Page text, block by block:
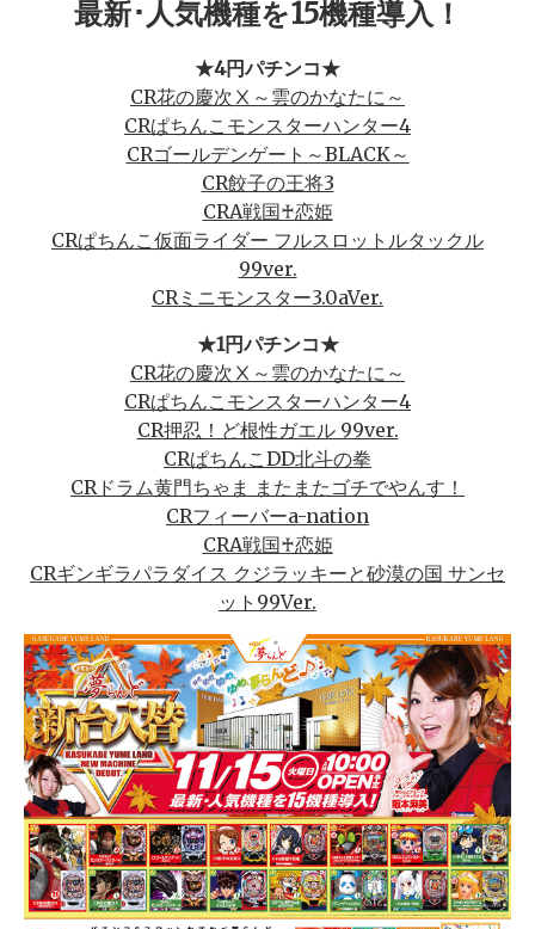
最新･人気機種を15機種導入！
★4円パチンコ★
CR花の慶次Ⅹ～雲のかなたに～
CRぱちんこモンスターハンター4
CRゴールデンゲート～BLACK～
CR餃子の王将3
CRA戦国♰恋姫
CRぱちんこ仮面ライダー フルスロットルタックル
99ver.
CRミニモンスター3.0aVer.
★1円パチンコ★
CR花の慶次Ⅹ～雲のかなたに～
CRぱちんこモンスターハンター4
CR押忍！ど根性ガエル 99ver.
CRぱちんこDD北斗の拳
CRドラム黄門ちゃま またまたゴチでやんす！
CRフィーバーa-nation
CRA戦国♰恋姫
CRギンギラパラダイス クジラッキーと砂漠の国 サンセ
ット99Ver.